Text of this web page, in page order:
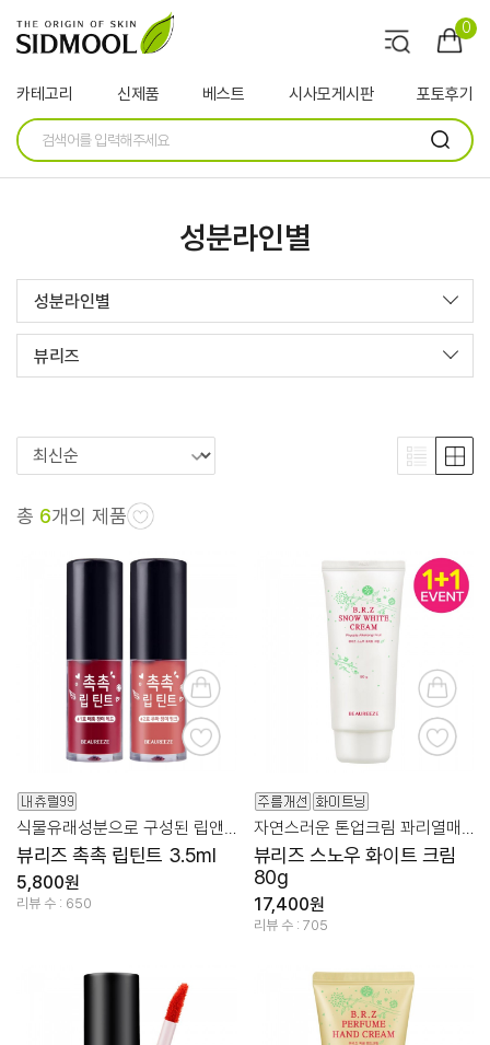
0
카테고리 신제품 베스트 시사모게시판 포토후기
성분라인별
성분라인별
뷰리즈
총 6개의 제품
뷰리즈 촉촉 립틴트 3.5ml
5,800원
리뷰 수 : 650
뷰리즈 스노우 화이트 크림
80g
17,400원
리뷰 수 : 705